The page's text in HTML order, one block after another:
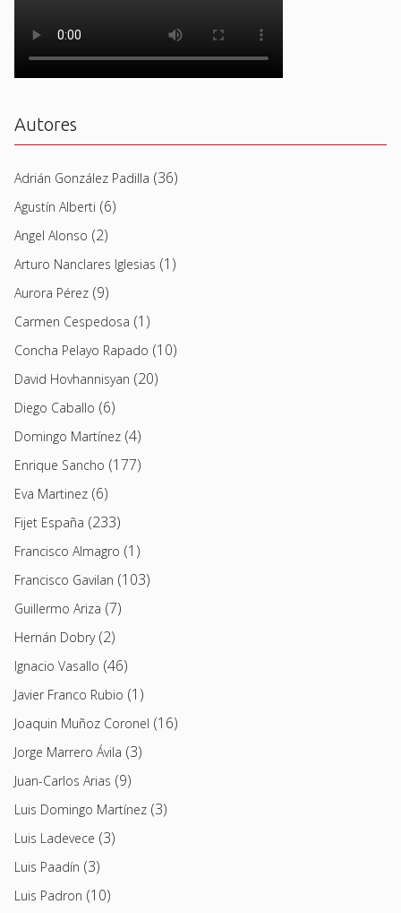
Autores
Adrián González Padilla (36)
Agustín Alberti (6)
Angel Alonso (2)
Arturo Nanclares Iglesias (1)
Aurora Pérez (9)
Carmen Cespedosa (1)
Concha Pelayo Rapado (10)
David Hovhannisyan (20)
Diego Caballo (6)
Domingo Martínez (4)
Enrique Sancho (177)
Eva Martinez (6)
Fijet España (233)
Francisco Almagro (1)
Francisco Gavilan (103)
Guillermo Ariza (7)
Hernán Dobry(2)
Ignacio Vasallo (46)
Javier Franco Rubio (1)
Joaquin Muñoz Coronel (16)
Jorge Marrero Ávila (3)
Juan-Carlos Arias (9)
Luis Domingo Martínez (3)
Luis Ladevece (3)
Luis Paadín (3)
Luis Padron (10)